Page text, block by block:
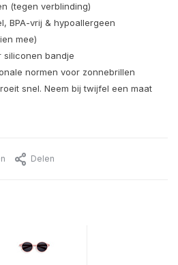
(tegen verblinding)
BPA-vrij & hypoallergeen
mee)
siliconen bandje
normen voor zonnebrillen
snel. Neem bij twijfel een maat
Delen